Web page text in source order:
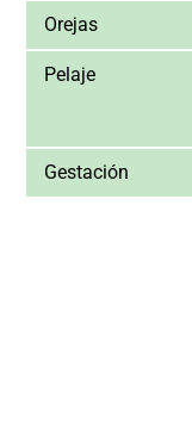
Orejas
Pelaje
Gestación